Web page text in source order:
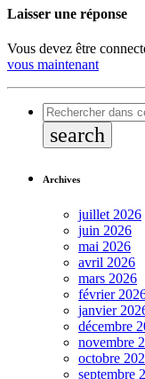
Laisser une réponse
Vous devez être
vous maintenant
search
Archives
juillet 2026
juin 2026
mai 2026
avril 2026
mars 2026
février
janvier
décembre
novembre
octobre
septembre